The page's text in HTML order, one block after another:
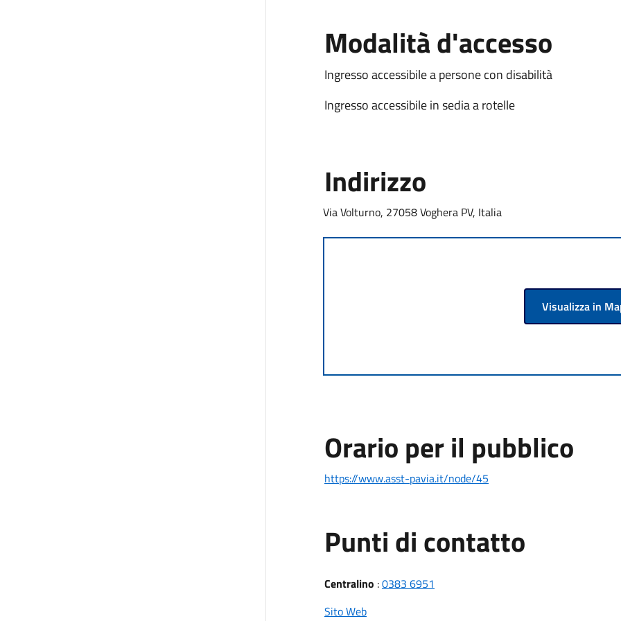
Modalità d'accesso
Ingresso accessibile a persone con disabilità
Ingresso accessibile in sedia a rotelle
Indirizzo
Via Volturno, 27058 Voghera PV, Italia
Visualizza in
Orario per il pubblico
https://www.asst-pavia.it/node/45
Punti di contatto
Centralino :0383 6951
Sito Web